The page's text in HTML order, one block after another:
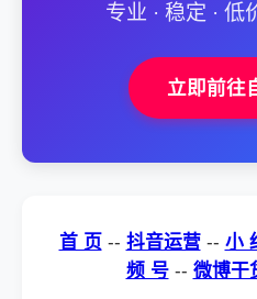
专业 · 稳定 · 低
立即前往
首 页 -- 抖音运营-- 小
频 号-- 微博干